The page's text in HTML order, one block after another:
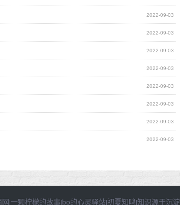
2022-09-03
2022-09-03
2022-09-03
2022-09-03
2022-09-03
2022-09-03
2022-09-03
2022-09-03
网 |一颗柠檬的故事|bo的心灵驿站|初夏知鸣|知识源于沉淀